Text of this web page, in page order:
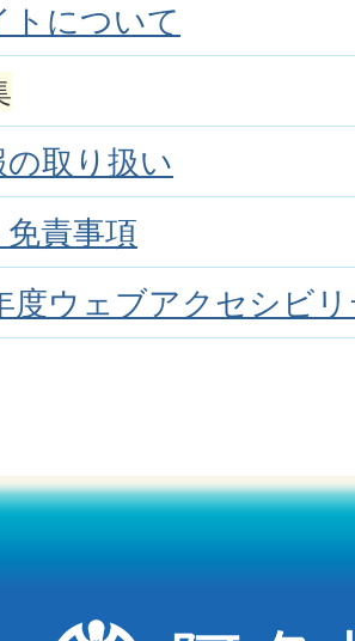
トについて
取り扱い
責事項
度ウェブアクセシビ